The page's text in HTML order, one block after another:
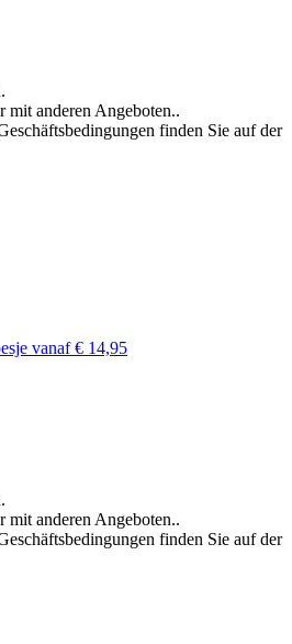
mit anderen Angeboten..
finden Sie auf der
vanaf € 14,95
mit anderen Angeboten..
finden Sie auf der